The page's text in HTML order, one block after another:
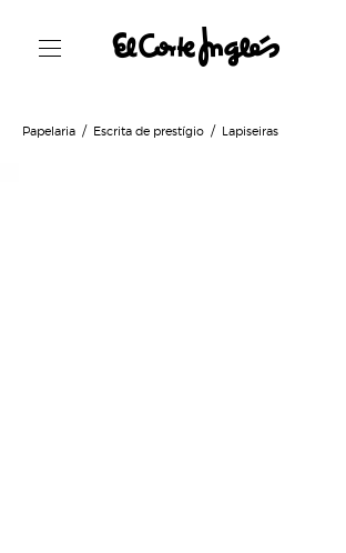
Papelaria Escrita de prestígio Lapiseiras